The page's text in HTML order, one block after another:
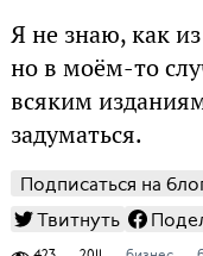
Я не знаю, как
но в моём-то
всяким
задуматься.
Подписаться на
Твитнуть